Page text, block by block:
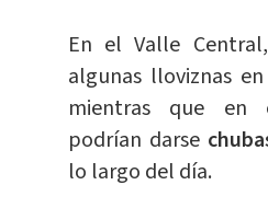
En el Valle
algunas lloviznas
mientras que en
podrían darse
lo largo del día.